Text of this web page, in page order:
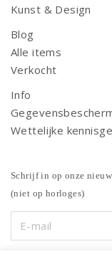
Kunst & Design
Blog
Alle items
Verkocht
Info
Wettelijke
Schrijf in op onze
(niet op horloges)